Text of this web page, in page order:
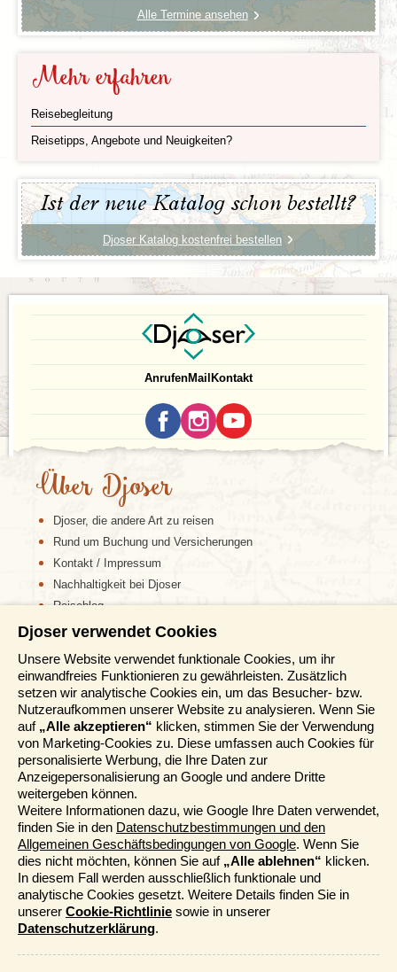
Alle Termine ansehen
Mehr erfahren
Reisebegleitung
Reisetipps, Angebote und Neuigkeiten?
Ist der neue Katalog schon bestellt?
Djoser Katalog kostenfrei bestellen
AnrufenMail Kontakt
Über Djoser
Djoser, die andere Art zu reisen
Rund um Buchung und Versicherungen
Kontakt / Impressum
Nachhaltigkeit bei Djoser
Reiseblog
Informationen
Reisemessen
Häufig gestellte Fragen
AGB
Formblatt
Datenschutz
Informationstage
Unser Belgischer Partner
Unser Niederländischer Partner
Sitemap
Cookie-Richtlinie
Mehr entdecken
Djoser verwendet Cookies
Unsere Website verwendet funktionale Cookies, um ihr
einwandfreies Funktionieren zu gewährleisten. Zusätzlich
setzen wir analytische Cookies ein, um das Besucher- bzw.
Nutzeraufkommen unserer Website zu analysieren. Wenn Sie
auf „Alle akzeptieren“ klicken, stimmen Sie der Verwendung
von Marketing-Cookies zu. Diese umfassen auch Cookies für
personalisierte Werbung, die Ihre Daten zur
Anzeigepersonalisierung an Google und andere Dritte
weitergeben können.
Weitere Informationen dazu, wie Google Ihre Daten verwendet,
finden Sie in den Datenschutzbestimmungen und den
Allgemeinen Geschäftsbedingungen von Google. Wenn Sie
dies nicht möchten, können Sie auf „Alle ablehnen“ klicken.
In diesem Fall werden ausschließlich funktionale und
analytische Cookies gesetzt. Weitere Details finden Sie in
unserer Cookie-Richtlinie sowie in unserer
Datenschutzerklärung.